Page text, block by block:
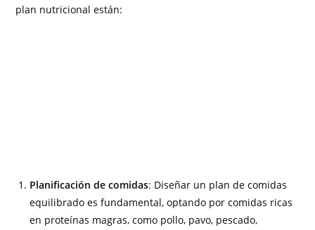
plan nutricional están:
Planificación de comidas: Diseñar un plan de comidas
equilibrado es fundamental, optando por comidas ricas
en proteínas magras, como pollo, pavo, pescado,